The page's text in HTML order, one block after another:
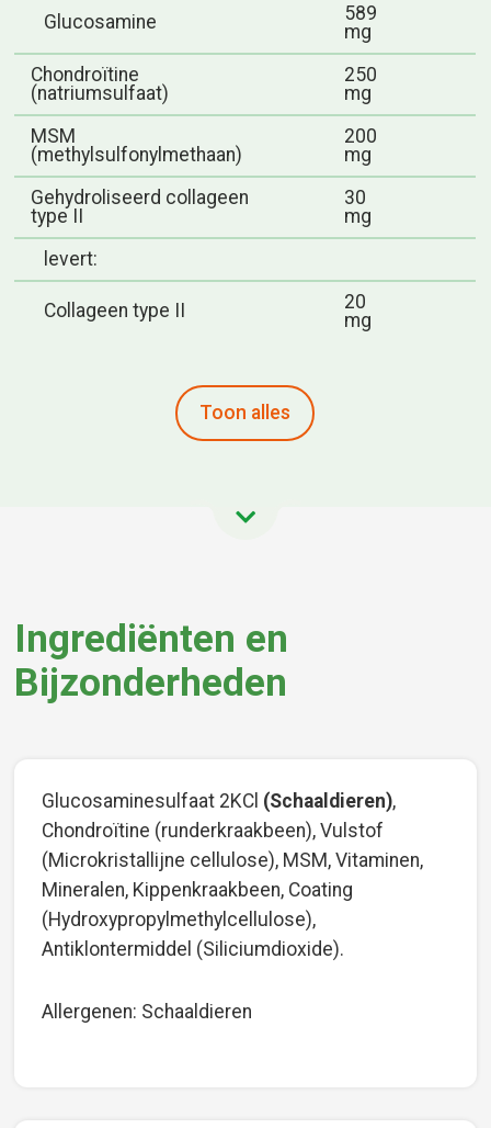
Glucosamine
589
mg
Chondroïtine
(natriumsulfaat)
250
mg
MSM
(methylsulfonylmethaan)
200
mg
Gehydroliseerd collageen
type II
30
mg
levert:
Collageen type II
20
mg
Toon alles
Ingrediënten en
Bijzonderheden
Glucosaminesulfaat 2KCl (Schaaldieren),
Chondroïtine (runderkraakbeen), Vulstof
(Microkristallijne cellulose), MSM, Vitaminen,
Mineralen, Kippenkraakbeen, Coating
(Hydroxypropylmethylcellulose),
Antiklontermiddel (Siliciumdioxide).
Allergenen: Schaaldieren